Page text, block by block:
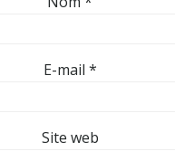
E-mail *
Site web